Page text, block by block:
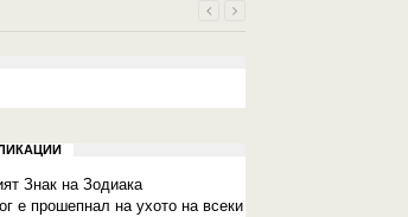
Знак на Зодиака
е прошепнал на ухото на всеки